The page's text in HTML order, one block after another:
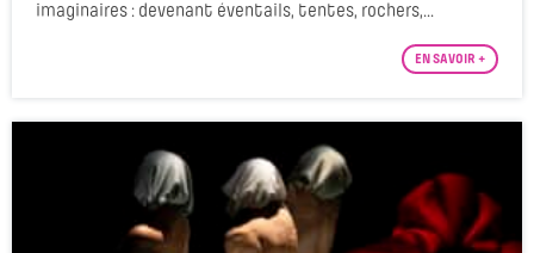
imaginaires : devenant éventails, tentes, rochers,...
EN SAVOIR +